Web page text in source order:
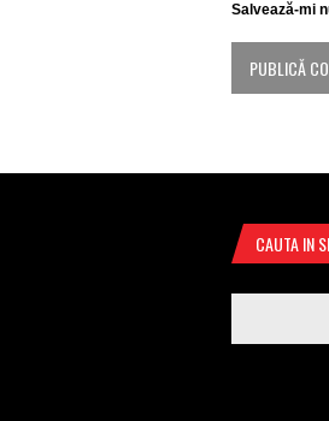
Salvează-mi
CAUTA IN